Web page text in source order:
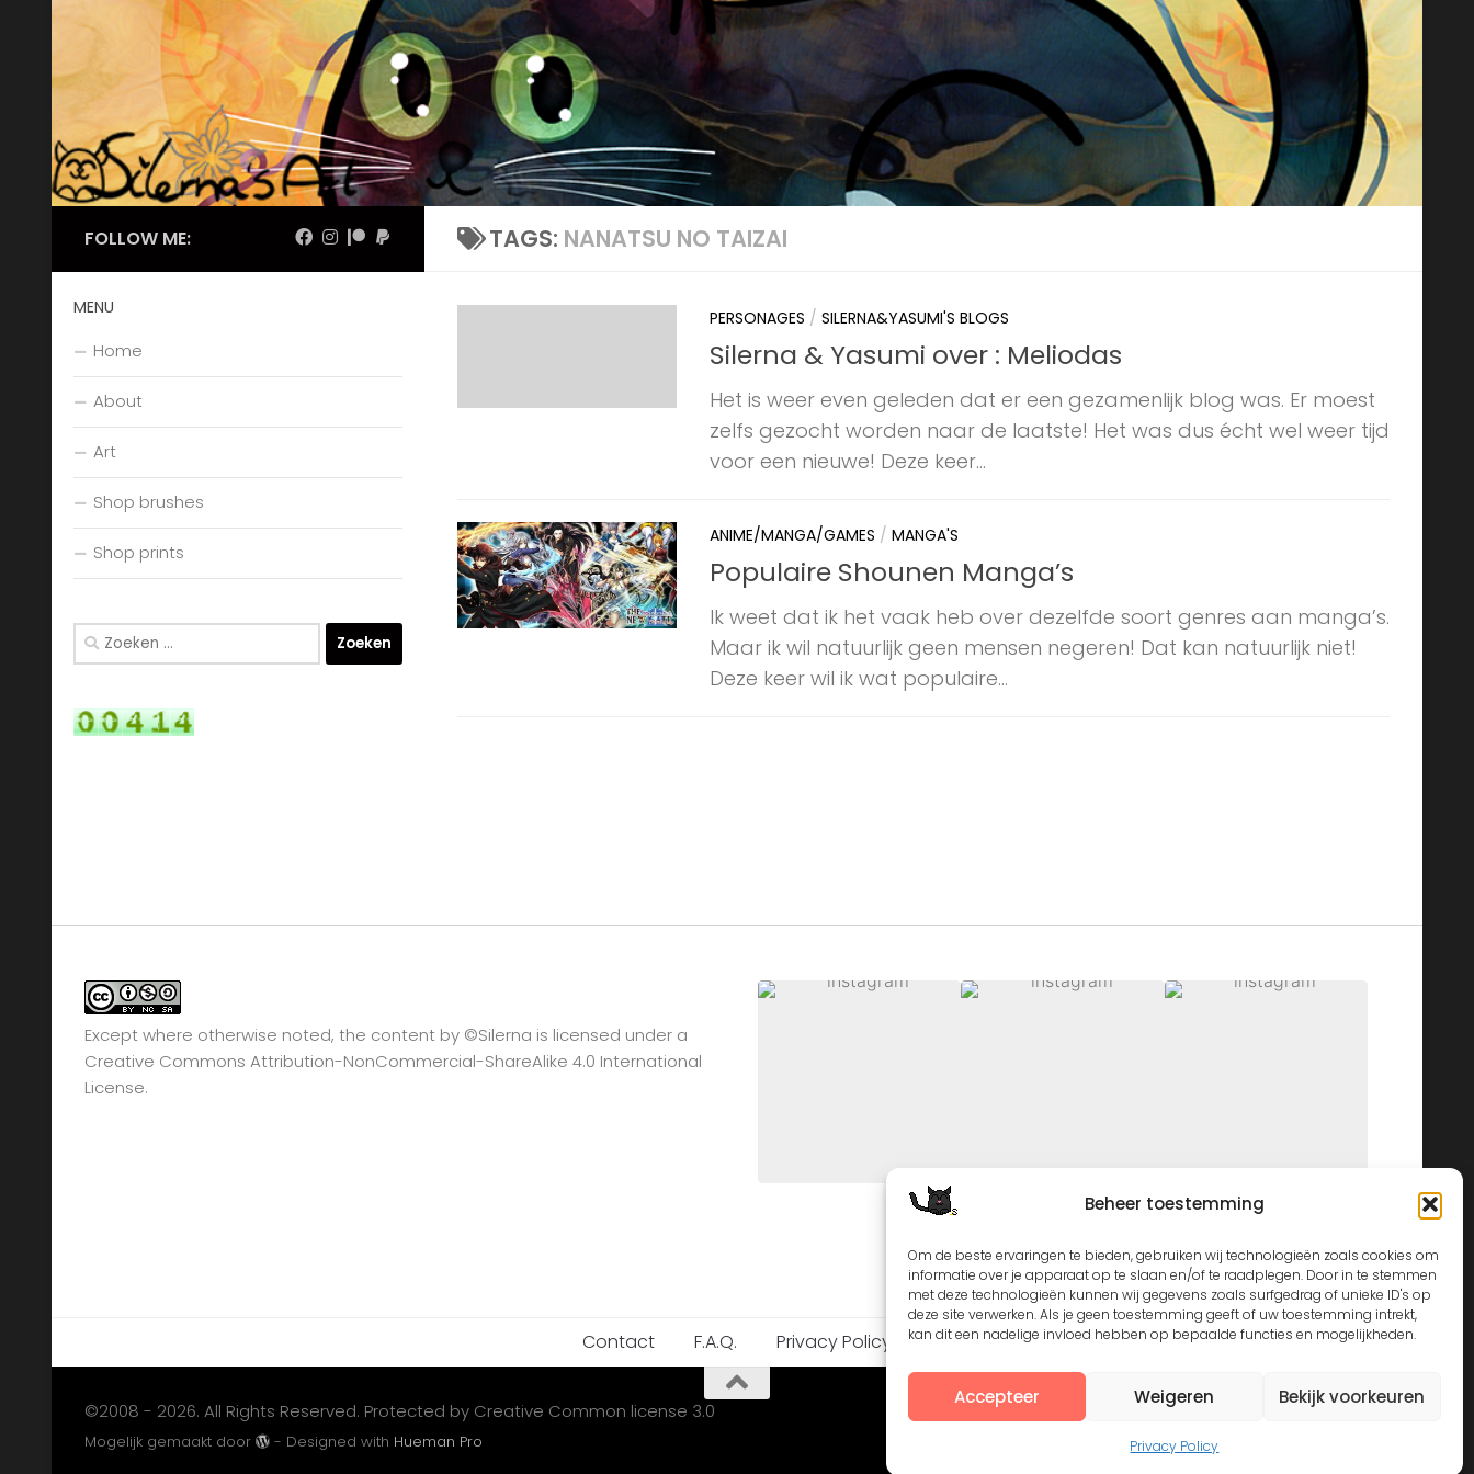
Beheer toestemming
Om de beste ervaringen te bieden, gebruiken wij technologieën zoals cookies om
informatie over je apparaat op te slaan en/of te raadplegen. Door in te stemmen
met deze technologieën kunnen wij gegevens zoals surfgedrag of unieke ID's op
deze site verwerken. Als je geen toestemming geeft of uw toestemming intrekt,
kan dit een nadelige invloed hebben op bepaalde functies en mogelijkheden.
Accepteer Weigeren Bekijk voorkeuren
Privacy Policy
Skip to content
TAGS: NANATSU NO TAIZAI
PERSONAGES / SILERNA&YASUMI'S BLOGS
Silerna & Yasumi over : Meliodas
Het is weer even geleden dat er een gezamenlijk blog was. Er moest
zelfs gezocht worden naar de laatste! Het was dus écht wel weer tijd
voor een nieuwe! Deze keer...
ANIME/MANGA/GAMES / MANGA'S
Populaire Shounen Manga’s
Ik weet dat ik het vaak heb over dezelfde soort genres aan manga’s.
Maar ik wil natuurlijk geen mensen negeren! Dat kan natuurlijk niet!
Deze keer wil ik wat populaire...
FOLLOW ME:
MENU
Home
About
Art
Shop brushes
Shop prints
Zoeken
naar:
Except where otherwise noted, the content by ©Silerna is licensed under a
Creative Commons Attribution-NonCommercial-ShareAlike 4.0 International
License.
Contact F.A.Q. Privacy Policy
©2008 - 2026. All Rights Reserved. Protected by Creative Common license 3.0
Mogelijk gemaakt door - Designed with Hueman Pro